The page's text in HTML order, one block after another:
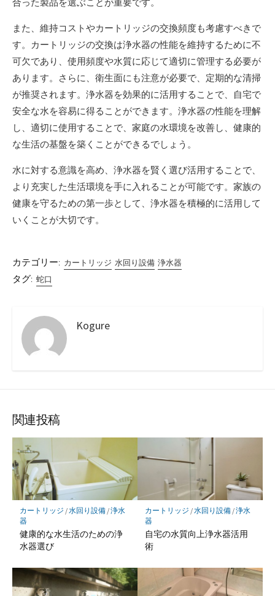
また、維持コストやカートリッジの交換頻度も考慮すべきで
す。カートリッジの交換は浄水器の性能を維持するために不
可欠であり、使用頻度や水質に応じて適切に管理する必要が
あります。さらに、衛生面にも注意が必要で、定期的な清掃
が推奨されます。浄水器を効果的に活用することで、自宅で
安全な水を容易に得ることができます。浄水器の性能を理解
し、適切に使用することで、家庭の水環境を改善し、健康的
な生活の基盤を築くことができるでしょう。
水に対する意識を高め、浄水器を賢く選び活用することで、
より充実した生活環境を手に入れることが可能です。家族の
健康を守るための第一歩として、浄水器を積極的に活用して
いくことが大切です。
カテゴリー: カートリッジ 水回り設備 浄水器
タグ: 蛇口
Kogure
関連投稿
カートリッジ /水回り設備/浄水
器
健康的な水生活のための浄
水器選び
カートリッジ /水回り設備/浄水
器
自宅の水質向上浄水器活用
術